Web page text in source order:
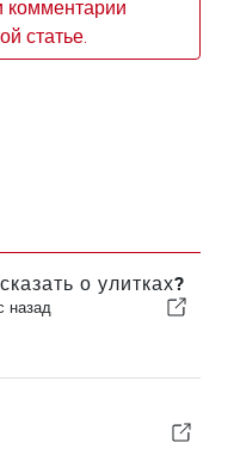
комментарии
статье.
о улитках?
назад